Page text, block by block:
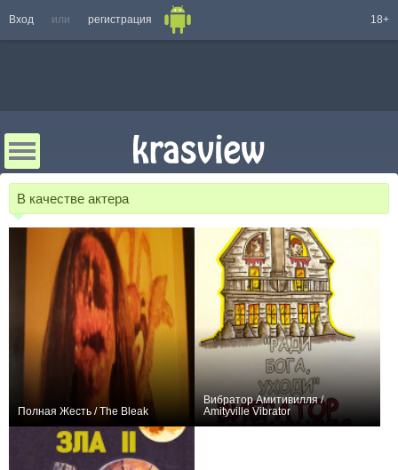
Вход или регистрация 18+
В качестве актера
Полная Жесть / The Bleak
Вибратор Амитивилля /
Amityville Vibrator